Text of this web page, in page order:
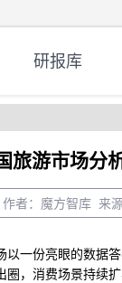
研报库
旅游市场分
者：魔方智库 来
以一份亮眼的数
，消费场景持续